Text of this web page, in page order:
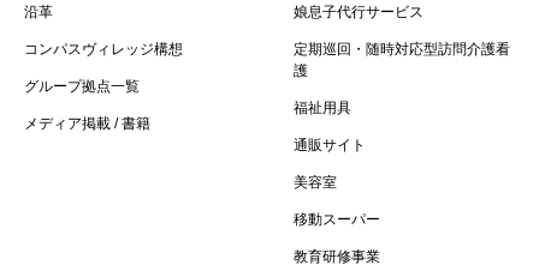
沿革
コンパスヴィレッジ構想
グループ拠点一覧
メディア掲載 / 書籍
娘息子代行サービス
定期巡回・随時対応型訪問介護看
護
福祉用具
通販サイト
美容室
移動スーパー
教育研修事業